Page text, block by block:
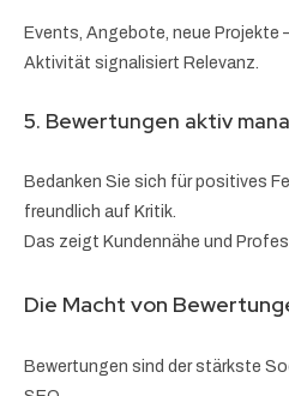
Events, Angebote, neue Projekte
Aktivität signalisiert Relevanz.
5. Bewertungen aktiv
Bedanken Sie sich für positives
freundlich auf Kritik.
Das zeigt Kundennähe und
Die Macht von
Bewertungen sind der stärkste